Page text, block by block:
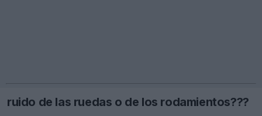
ruido de las ruedas o de los rodamientos???